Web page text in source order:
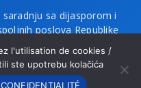
sa dijasporom i
poslova Republike
zaduženo za dijasporu.
l'utilisation de cookies /
ste upotrebu kolačića